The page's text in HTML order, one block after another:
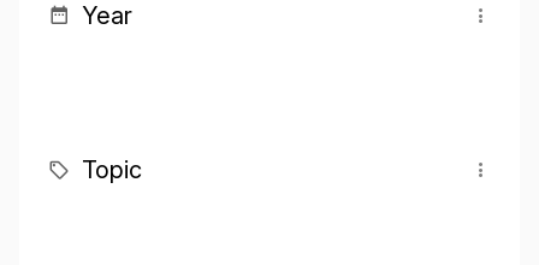
Year
Topic